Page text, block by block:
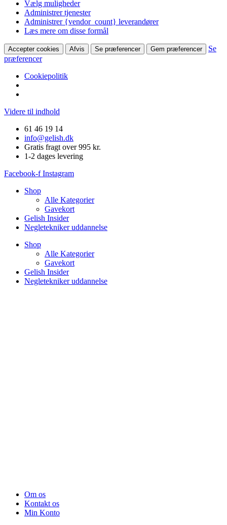
Vælg muligheder
Administrer tjenester
Administrer {vendor_count} leverandører
Læs mere om disse formål
Accepter cookies Afvis Se præferencer Gem præferencer
Se
præferencer
Cookiepolitik
Videre til indhold
61 46 19 14
info@gelish.dk
Gratis fragt over 995 kr.
1-2 dages levering
Facebook-f Instagram
Shop
Alle Kategorier
Gavekort
Gelish Insider
Negletekniker uddannelse
Shop
Alle Kategorier
Gavekort
Gelish Insider
Negletekniker uddannelse
Om os
Kontakt os
Min Konto